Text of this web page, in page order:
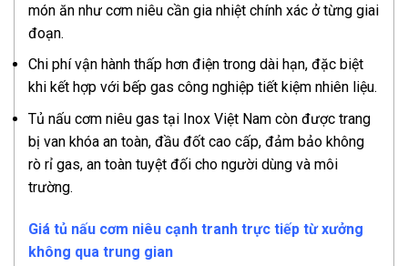
món ăn như cơm niêu cần gia nhiệt chính xác ở từng giai
đoạn.
Chi phí vận hành thấp hơn điện trong dài hạn, đặc biệt
khi kết hợp với bếp gas công nghiệp tiết kiệm nhiên liệu.
Tủ nấu cơm niêu gas tại Inox Việt Nam còn được trang
bị van khóa an toàn, đầu đốt cao cấp, đảm bảo không
rò rỉ gas, an toàn tuyệt đối cho người dùng và môi
trường.
Giá tủ nấu cơm niêu cạnh tranh trực tiếp từ xưởng
không qua trung gian